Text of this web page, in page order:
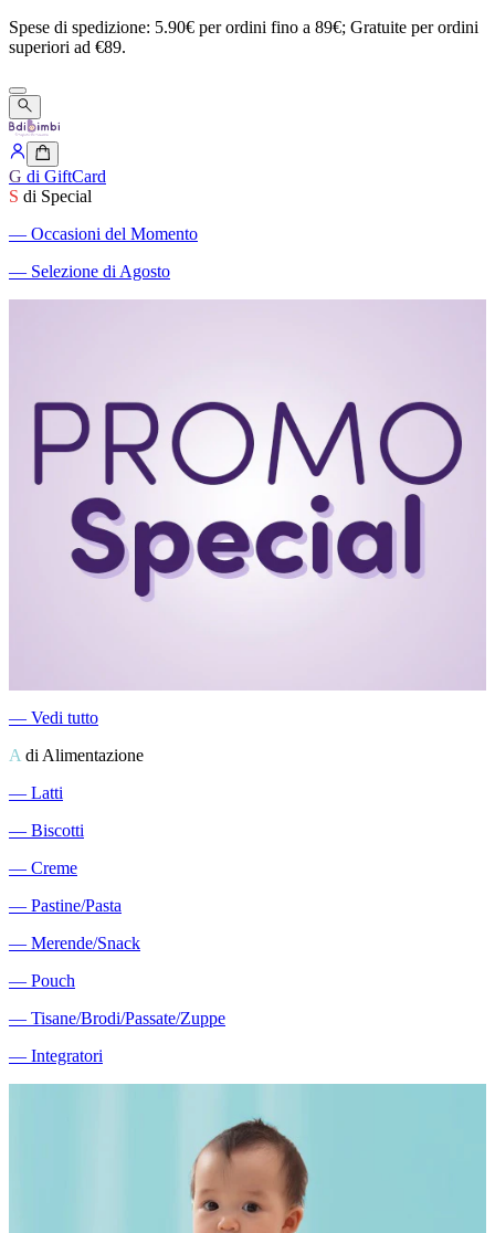
Spese di spedizione: 5.90€ perordini fino a 89€; Gratuite perordini
superiori ad €89.
G di GiftCard
S di Special
― Occasioni del Momento
― Selezione di Agosto
― Vedi tutto
A di Alimentazione
― Latti
― Biscotti
― Creme
― Pastine/Pasta
― Merende/Snack
― Pouch
― Tisane/Brodi/Passate/Zuppe
― Integratori